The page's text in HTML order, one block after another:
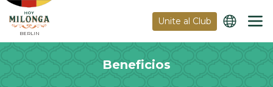
BERLIN
Unite al Club
Beneficios